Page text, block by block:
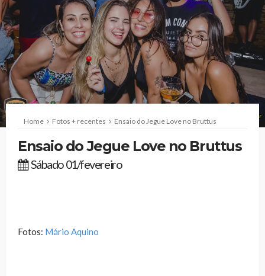
Home Fotos + recentes Ensaio do Jegue Love no Bruttus
Ensaio do Jegue Love no Bruttus
Sábado 01/fevereiro
Fotos: Mário Aquino